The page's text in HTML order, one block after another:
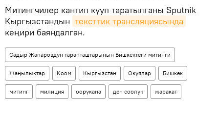
Митингчилер кантип кууп таратылганы Sputnik
Кыргызстандын тексттик трансляциясында
кеңири баяндалган.
Садыр Жапаровдун тарапташтарынын Бишкектеги митинги
Жаңылыктар Коом Кыргызстан Окуялар Бишкек
митинг милиция оорукана ден соолук жаракат